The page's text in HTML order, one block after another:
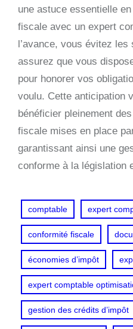
une astuce essentielle
fiscale avec un expert
l’avance, vous évitez
assurez que vous
pour honorer vos
voulu. Cette anticipation
bénéficier pleinement
fiscale mises en place
garantissant ainsi une
conforme à la législation
comptable expert
conformité fiscale
économies d’impôt
expert comptable
gestion des crédits d’impôt